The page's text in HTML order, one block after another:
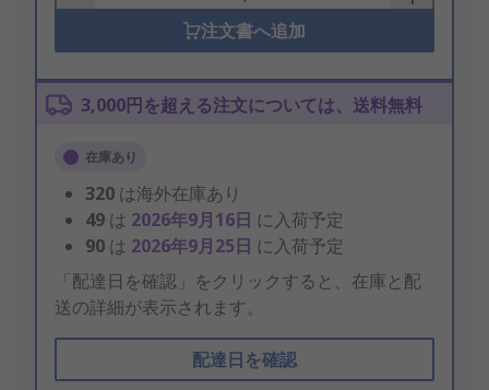
注文書へ追加
3,000円を超える注文については、送料無料
在庫あり
320 は海外在庫あり
49 は 2026年9月16日 に入荷予定
90 は 2026年9月25日 に入荷予定
「配達日を確認」をクリックすると、在庫と配
送の詳細が表示されます。
配達日を確認